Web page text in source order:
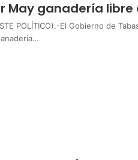
May ganadería
POLÍTICO).-El Gobierno de